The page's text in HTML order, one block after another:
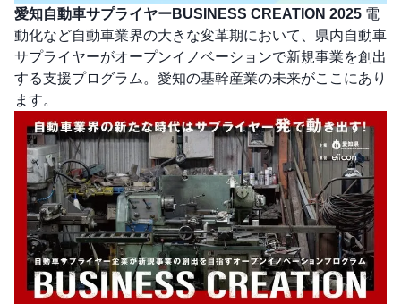
愛知自動車サプライヤーBUSINESS CREATION 2025 電
動化など自動車業界の大きな変革期において、県内自動車
サプライヤーがオープンイノベーションで新規事業を創出
する支援プログラム。愛知の基幹産業の未来がここにあり
ます。